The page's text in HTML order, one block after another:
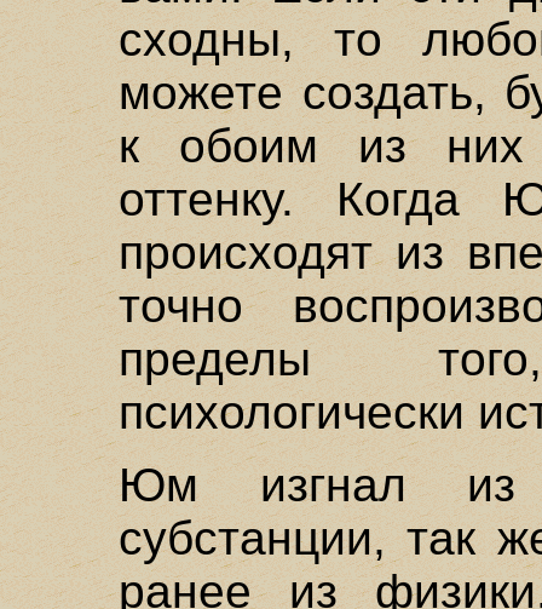
сходны, то
можете создать,
к обоим из них
оттенку. Когда
происходят из
точно
пределы
психологически
Юм изгнал из
субстанции, так
ранее из